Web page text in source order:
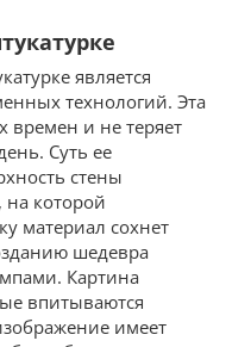
является
технологий. Эта
времен и не теряет
Суть ее
стены
на которой
материал сохнет
шедевра
Картина
впитываются
имеет